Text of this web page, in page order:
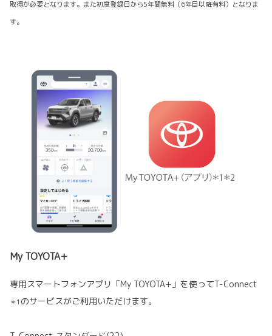
取得が必要となります。また初度登録日から5年間無料（6年目以降有料）となりま
す。
My TOYOTA+
専用スマートフォンアプリ「My TOYOTA+」を使ってT-Connect
＊1 のサービスがご利用いただけます。